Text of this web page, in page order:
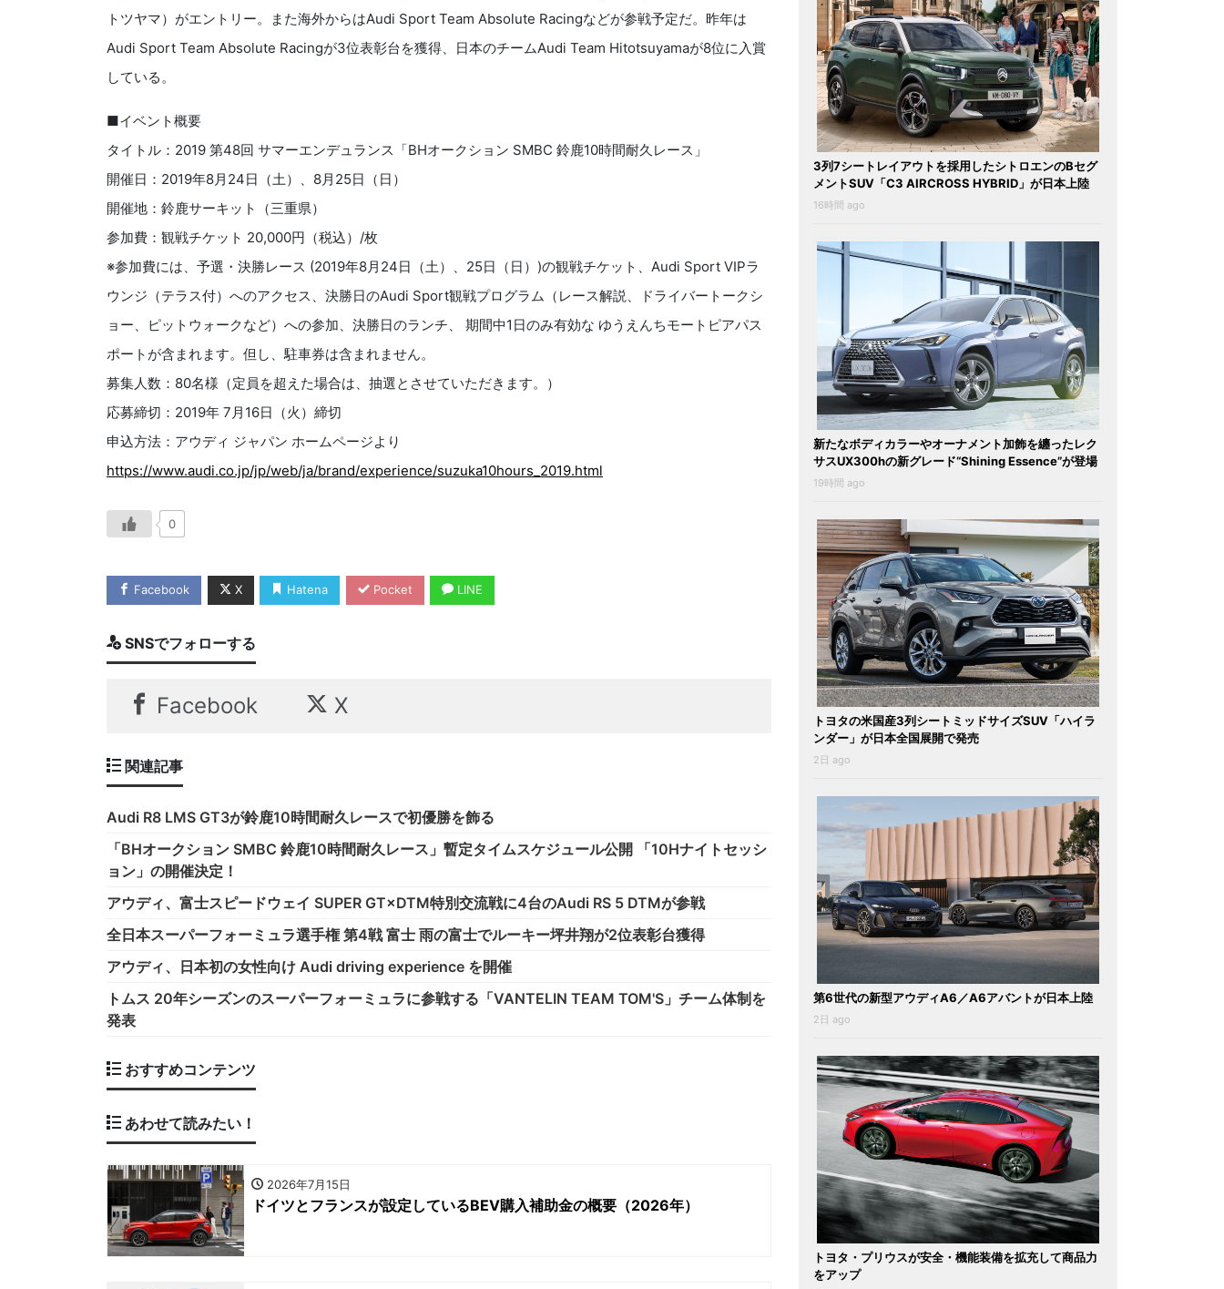
トツヤマ）がエントリー。また海外からはAudi Sport Team Absolute Racingなどが参戦予定だ。昨年は
Audi Sport Team Absolute Racingが3位表彰台を獲得、日本のチームAudi Team Hitotsuyamaが8位に入賞
している。
■イベント概要
タイトル：2019 第48回 サマーエンデュランス「BHオークション SMBC 鈴鹿10時間耐久レース」
開催日：2019年8月24日（土）、8月25日（日）
開催地：鈴鹿サーキット（三重県）
参加費：観戦チケット 20,000円（税込）/枚
※参加費には、予選・決勝レース (2019年8月24日（土）、25日（日）)の観戦チケット、Audi Sport VIPラ
ウンジ（テラス付）へのアクセス、決勝日のAudi Sport観戦プログラム（レース解説、ドライバートークシ
ョー、ピットウォークなど）への参加、決勝日のランチ、 期間中1日のみ有効な ゆうえんちモートピアパス
ポートが含まれます。但し、駐車券は含まれません。
募集人数：80名様（定員を超えた場合は、抽選とさせていただきます。）
応募締切：2019年 7月16日（火）締切
申込方法：アウディ ジャパン ホームページより
https://www.audi.co.jp/jp/web/ja/brand/experience/suzuka10hours_2019.html
0
Facebook X Hatena Pocket LINE
SNSでフォローする
Facebook X
関連記事
Audi R8 LMS GT3が鈴鹿10時間耐久レースで初優勝を飾る
「BHオークション SMBC 鈴鹿10時間耐久レース」暫定タイムスケジュール公開 「10Hナイトセッシ
ョン」の開催決定！
アウディ、富士スピードウェイ SUPER GT×DTM特別交流戦に4台のAudi RS 5 DTMが参戦
全日本スーパーフォーミュラ選手権 第4戦 富士 雨の富士でルーキー坪井翔が2位表彰台獲得
アウディ、日本初の女性向け Audi driving experience を開催
トムス 20年シーズンのスーパーフォーミュラに参戦する「VANTELIN TEAM TOM'S」チーム体制を
発表
おすすめコンテンツ
あわせて読みたい！
2026年7月15日
ドイツとフランスが設定しているBEV購入補助金の概要（2026年）
3列7シートレイアウトを採用したシトロエンのBセグ
メントSUV「C3 AIRCROSS HYBRID」が日本上陸
16時間 ago
新たなボディカラーやオーナメント加飾を纏ったレク
サスUX300hの新グレード“Shining Essence”が登場
19時間 ago
トヨタの米国産3列シートミッドサイズSUV「ハイラ
ンダー」が日本全国展開で発売
2日 ago
第6世代の新型アウディA6／A6アバントが日本上陸
2日 ago
トヨタ・プリウスが安全・機能装備を拡充して商品力
をアップ